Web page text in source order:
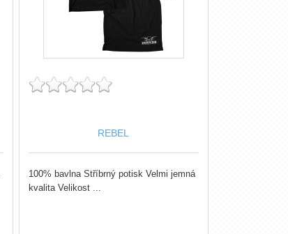
REBEL
100% bavlna Stříbrný potisk Velmi jemná
kvalita Velikost ...